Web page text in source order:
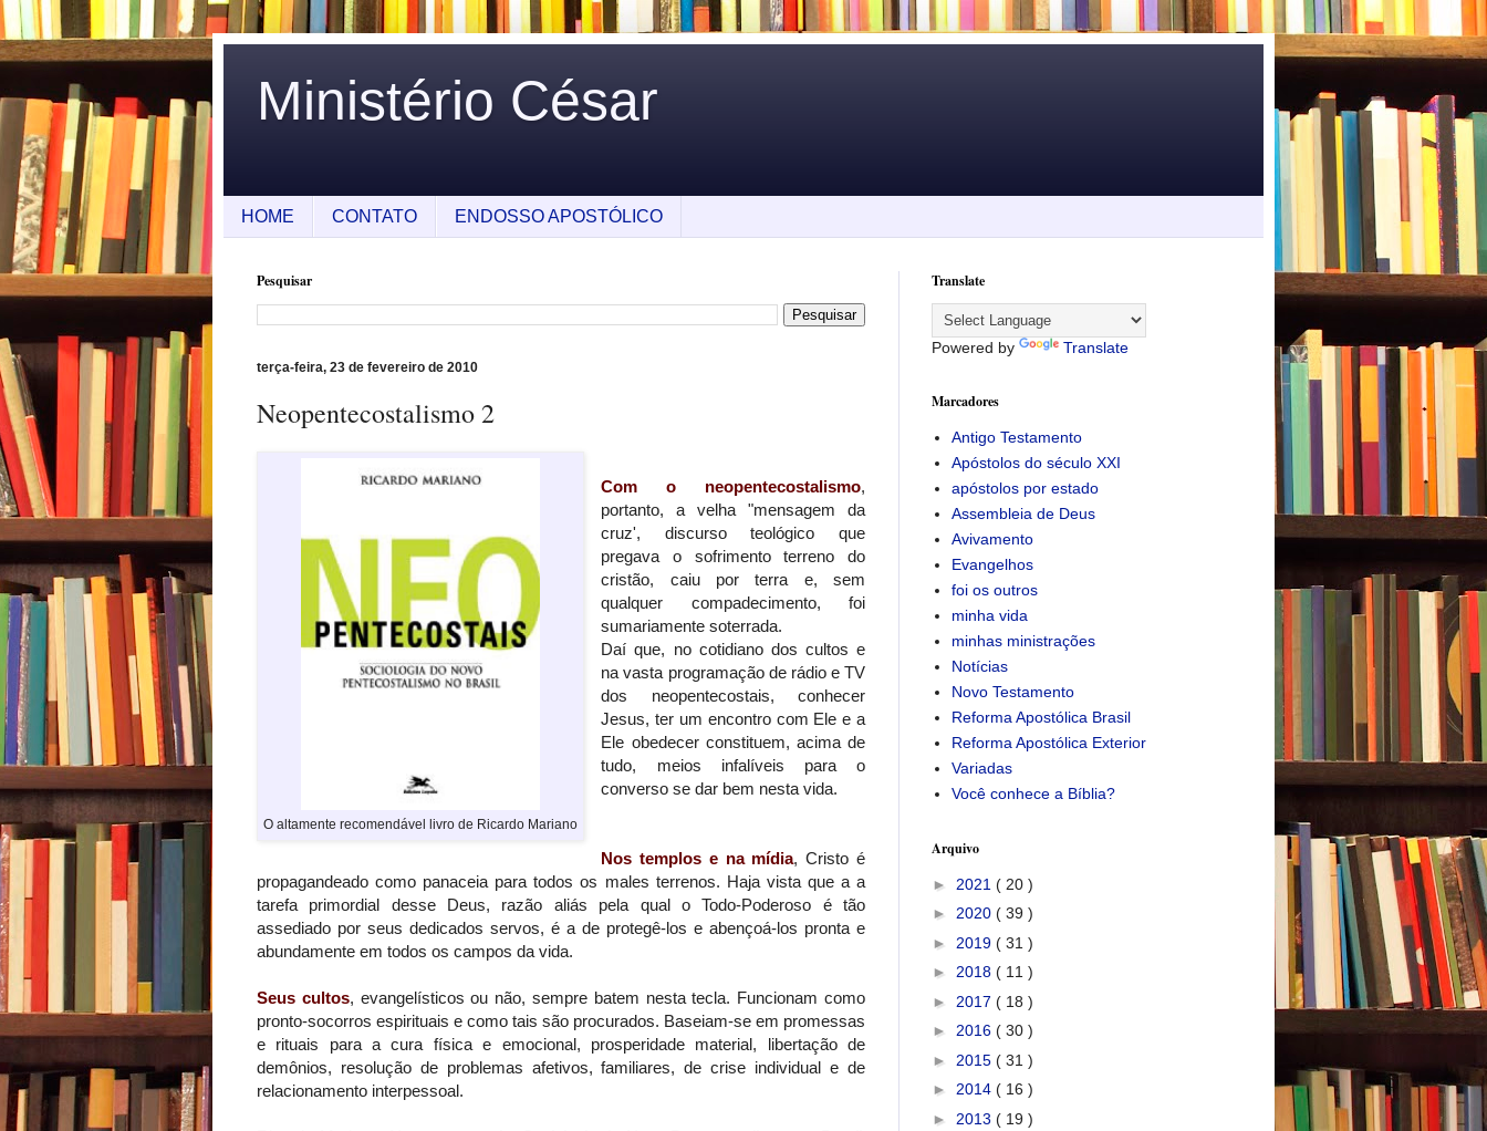
Ministério César
HOME CONTATO ENDOSSO APOSTÓLICO
Pesquisar
terça-feira, 23 de fevereiro de 2010
Neopentecostalismo 2
O altamente recomendável livro de Ricardo Mariano
Com o neopentecostalismo,
portanto, a velha "mensagem da
cruz', discurso teológico que
pregava o sofrimento terreno do
cristão, caiu por terra e, sem
qualquer compadecimento, foi
sumariamente soterrada.
Daí que, no cotidiano dos cultos e
na vasta programação de rádio e TV
dos neopentecostais, conhecer
Jesus, ter um encontro com Ele e a
Ele obedecer constituem, acima de
tudo, meios infalíveis para o
converso se dar bem nesta vida.
Nos templos e na mídia, Cristo é
propagandeado como panaceia para todos os males terrenos. Haja vista que a a
tarefa primordial desse Deus, razão aliás pela qual o Todo-Poderoso é tão
assediado por seus dedicados servos, é a de protegê-los e abençoá-los pronta e
abundamente em todos os campos da vida.
Seus cultos, evangelísticos ou não, sempre batem nesta tecla. Funcionam como
pronto-socorros espirituais e como tais são procurados. Baseiam-se em promessas
e rituais para a cura física e emocional, prosperidade material, libertação de
demônios, resolução de problemas afetivos, familiares, de crise individual e de
relacionamento interpessoal.
Translate
Powered by Translate
Marcadores
Antigo Testamento
Apóstolos do século XXI
apóstolos por estado
Assembleia de Deus
Avivamento
Evangelhos
foi os outros
minha vida
minhas ministrações
Notícias
Novo Testamento
Reforma Apostólica Brasil
Reforma Apostólica Exterior
Variadas
Você conhece a Bíblia?
Arquivo
► 2021 ( 20 )
► 2020 ( 39 )
► 2019 ( 31 )
► 2018 ( 11 )
► 2017 ( 18 )
► 2016 ( 30 )
► 2015 ( 31 )
► 2014 ( 16 )
► 2013 ( 19 )